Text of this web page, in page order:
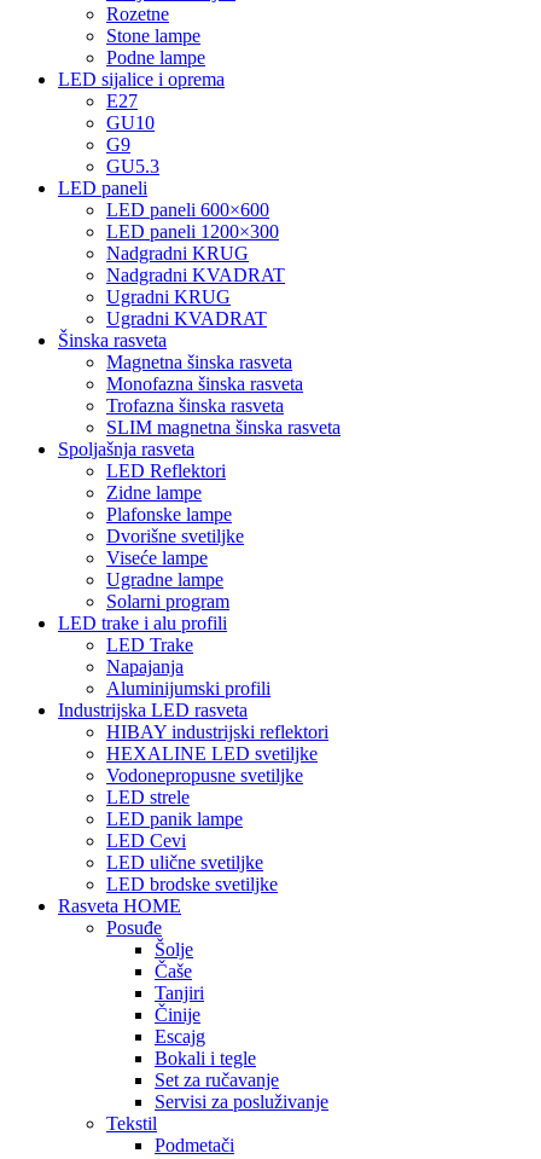
Rozetne
Stone lampe
Podne lampe
LED sijalice i oprema
E27
GU10
G9
GU5.3
LED paneli
LED paneli 600×600
LED paneli 1200×300
Nadgradni KRUG
Nadgradni KVADRAT
Ugradni KRUG
Ugradni KVADRAT
Šinska rasveta
Magnetna šinska rasveta
Monofazna šinska rasveta
Trofazna šinska rasveta
SLIM magnetna šinska rasveta
Spoljašnja rasveta
LED Reflektori
Zidne lampe
Plafonske lampe
Dvorišne svetiljke
Viseće lampe
Ugradne lampe
Solarni program
LED trake i alu profili
LED Trake
Napajanja
Aluminijumski profili
Industrijska LED rasveta
HIBAY industrijski reflektori
HEXALINE LED svetiljke
Vodonepropusne svetiljke
LED strele
LED panik lampe
LED Cevi
LED ulične svetiljke
LED brodske svetiljke
Rasveta HOME
Posuđe
Šolje
Čaše
Tanjiri
Činije
Escajg
Bokali i tegle
Set za ručavanje
Servisi za posluživanje
Tekstil
Podmetači